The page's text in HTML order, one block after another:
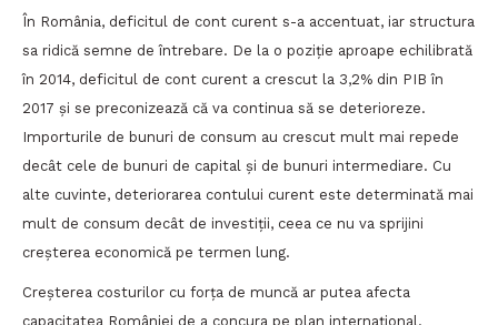
În România, deficitul de cont curent s-a accentuat, iar structura
sa ridică semne de întrebare. De la o poziție aproape echilibrată
în 2014, deficitul de cont curent a crescut la 3,2% din PIB în
2017 și se preconizează că va continua să se deterioreze.
Importurile de bunuri de consum au crescut mult mai repede
decât cele de bunuri de capital și de bunuri intermediare. Cu
alte cuvinte, deteriorarea contului curent este determinată mai
mult de consum decât de investiții, ceea ce nu va sprijini
creșterea economică pe termen lung.
Creșterea costurilor cu forța de muncă ar putea afecta
capacitatea României de a concura pe plan internațional.